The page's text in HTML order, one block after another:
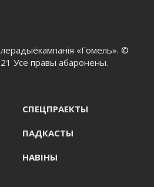
«Гомель». ©
Усе правы абаронены.
СПЕЦПРАЕКТЫ
ПАДКАСТЫ
НАВIНЫ